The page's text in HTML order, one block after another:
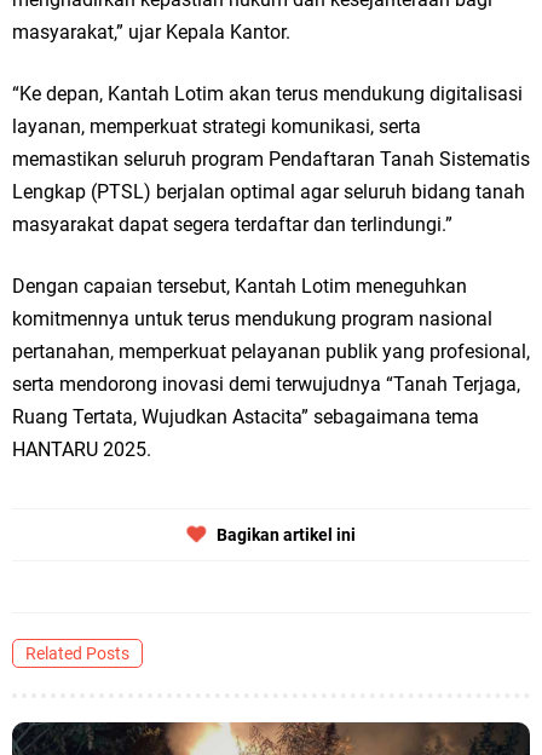
masyarakat,” ujar Kepala Kantor.
“Ke depan, Kantah Lotim akan terus mendukung digitalisasi
layanan, memperkuat strategi komunikasi, serta
memastikan seluruh program Pendaftaran Tanah Sistematis
Lengkap (PTSL) berjalan optimal agar seluruh bidang tanah
masyarakat dapat segera terdaftar dan terlindungi.”
Dengan capaian tersebut, Kantah Lotim meneguhkan
komitmennya untuk terus mendukung program nasional
pertanahan, memperkuat pelayanan publik yang profesional,
serta mendorong inovasi demi terwujudnya “Tanah Terjaga,
Ruang Tertata, Wujudkan Astacita” sebagaimana tema
HANTARU 2025.
Bagikan artikel ini
Related Posts